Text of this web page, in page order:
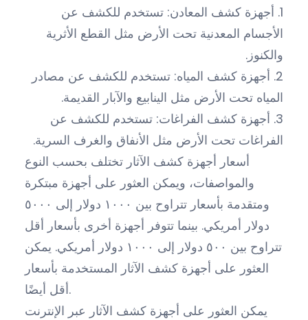
1. أجهزة كشف المعادن: تستخدم للكشف عن
الأجسام المعدنية تحت الأرض مثل القطع الأثرية
والكنوز.
2. أجهزة كشف المياه: تستخدم للكشف عن مصادر
المياه تحت الأرض مثل الينابيع والآبار القديمة.
3. أجهزة كشف الفراغات: تستخدم للكشف عن
الفراغات تحت الأرض مثل الأنفاق والغرف السرية.
أسعار أجهزة كشف الآثار تختلف بحسب النوع
والمواصفات، ويمكن العثور على أجهزة مبتكرة
ومتقدمة بأسعار تتراوح بين ١٠٠٠ دولار إلى ٥٠٠٠
دولار أمريكي. بينما تتوفر أجهزة أخرى بأسعار أقل
تتراوح بين ٥٠٠ دولار إلى ١٠٠٠ دولار أمريكي. يمكن
العثور على أجهزة كشف الآثار المستخدمة بأسعار
أقل أيضًا.
يمكن العثور على أجهزة كشف الآثار عبر الإنترنت